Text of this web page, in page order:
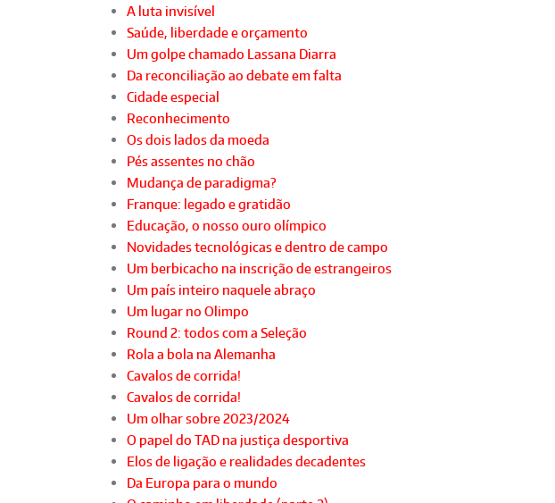
A luta invisível
Saúde, liberdade e orçamento
Um golpe chamado Lassana Diarra
Da reconciliação ao debate em falta
Cidade especial
Reconhecimento
Os dois lados da moeda
Pés assentes no chão
Mudança de paradigma?
Franque: legado e gratidão
Educação, o nosso ouro olímpico
Novidades tecnológicas e dentro de campo
Um berbicacho na inscrição de estrangeiros
Um país inteiro naquele abraço
Um lugar no Olimpo
Round 2: todos com a Seleção
Rola a bola na Alemanha
Cavalos de corrida!
Cavalos de corrida!
Um olhar sobre 2023/2024
O papel do TAD na justiça desportiva
Elos de ligação e realidades decadentes
Da Europa para o mundo